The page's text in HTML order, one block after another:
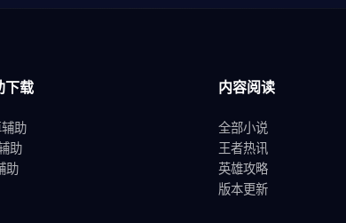
下载
助
助
助
内容阅读
全部小说
王者热讯
英雄攻略
版本更新